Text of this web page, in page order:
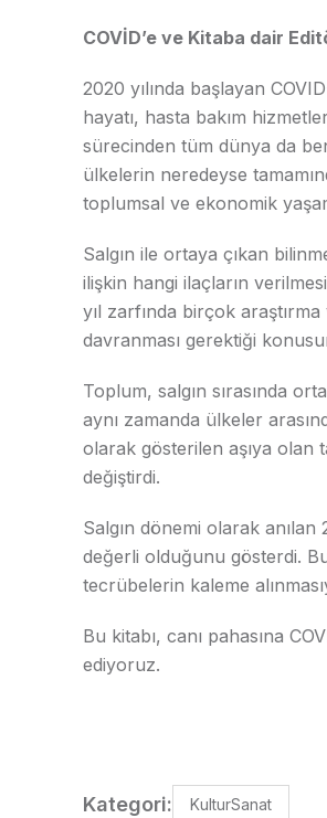
COVİD’e ve Kitaba dair
2020 yılında başlayan
hayatı, hasta bakım
sürecinden tüm dünya da
ülkelerin neredeyse
toplumsal ve ekonomik
Salgın ile ortaya çıkan
ilişkin hangi ilaçların
yıl zarfında birçok
davranması gerektiği
Toplum, salgın sırasında
aynı zamanda ülkeler
olarak gösterilen aşıya olan
değiştirdi.
Salgın dönemi olarak
değerli olduğunu gösterdi.
tecrübelerin kaleme
Bu kitabı, canı pahasına
ediyoruz.
Kategori: KulturSanat